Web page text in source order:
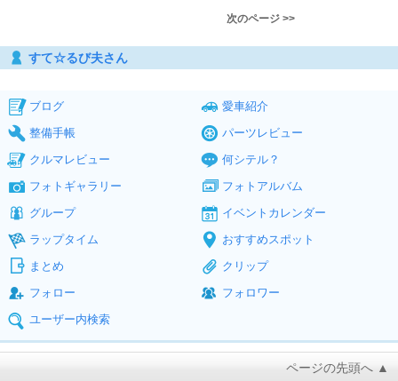
次のページ >>
すて☆るび夫さん
ブログ
愛車紹介
整備手帳
パーツレビュー
クルマレビュー
何シテル？
フォトギャラリー
フォトアルバム
グループ
イベントカレンダー
ラップタイム
おすすめスポット
まとめ
クリップ
フォロー
フォロワー
ユーザー内検索
ページの先頭へ ▲